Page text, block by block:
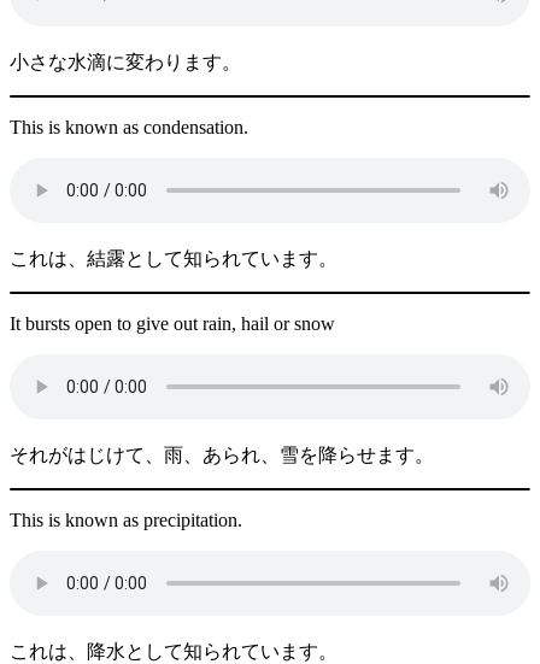
小さな水滴に変わります。
This is known as condensation.
これは、結露として知られています。
It bursts open to give out rain, hail or snow
それがはじけて、雨、あられ、雪を降らせます。
This is known as precipitation.
これは、降水として知られています。